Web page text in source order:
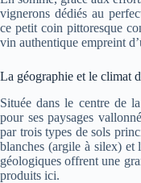
vignerons dédiés au
ce petit coin pittoresque
vin authentique empreint
La géographie et le climat
Située dans le centre de
pour ses paysages
par trois types de sols
blanches (argile à silex) et
géologiques offrent une
produits ici.